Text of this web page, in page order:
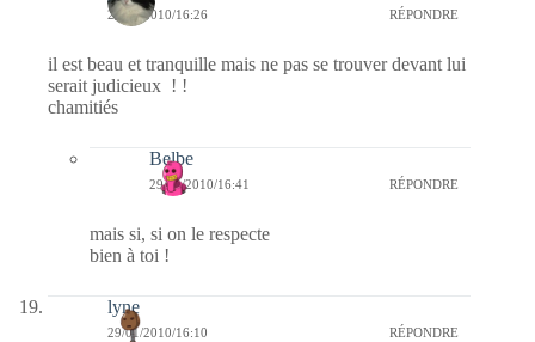
29/01/2010/16:26 RÉPONDRE
il est beau et tranquille mais ne pas se trouver devant lui
serait judicieux ! !
chamitiés
Belbe
29/01/2010/16:41 RÉPONDRE
mais si, si on le respecte
bien à toi !
lyne
29/01/2010/16:10 RÉPONDRE